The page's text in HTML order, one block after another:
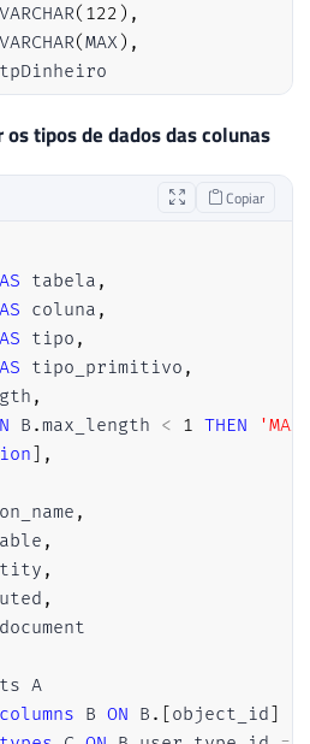
( 122 ) ,
(MAX) ,
tipos de dados das colunas
Copiar
AS tabela ,
AS coluna ,
AS tipo ,
AS tipo_primitivo ,
,
B .max_length < 1 THEN
] ,
,
,
,
,
A
columns B ON B . [object_id]